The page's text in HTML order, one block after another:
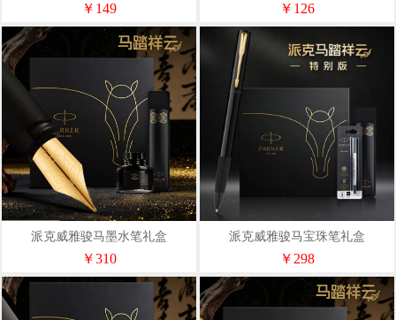
￥149 ￥126
派克威雅骏马墨水笔礼盒
￥310
派克威雅骏马宝珠笔礼盒
￥298